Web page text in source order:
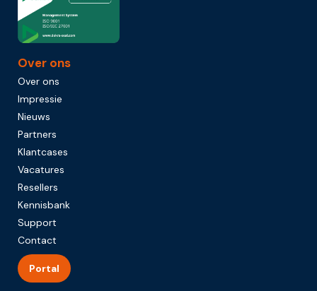
Over ons
Over ons
Impressie
Nieuws
Partners
Klantcases
Vacatures
Resellers
Kennisbank
Support
Contact
Portal